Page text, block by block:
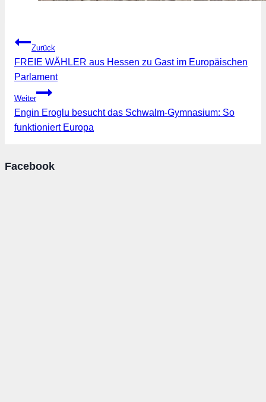
Beitragsnavigation
Zurück
FREIE WÄHLER aus Hessen zu Gast im Europäischen
Parlament
Weiter
Engin Eroglu besucht das Schwalm-Gymnasium: So
funktioniert Europa
Facebook